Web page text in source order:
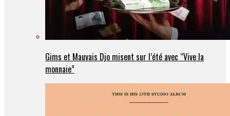
Gims et Mauvais Djo misent sur l’été avec “Vive la
monnaie”